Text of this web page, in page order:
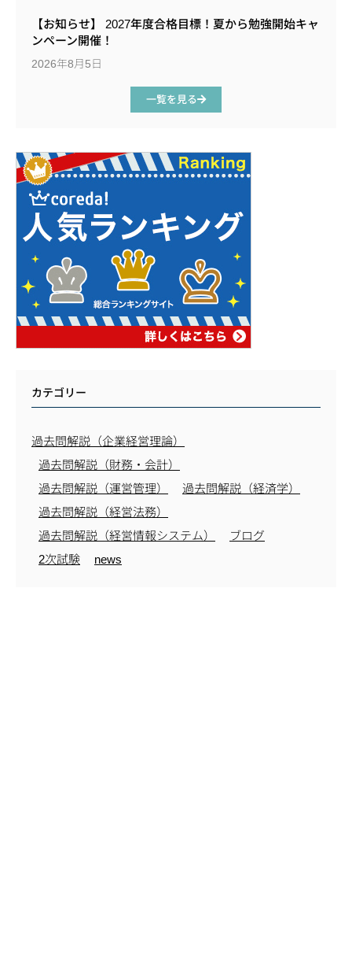
【お知らせ】 2027年度合格目標！夏から勉強開始キャ
ンペーン開催！
2026年8月5日
一覧を見る
カテゴリー
過去問解説（企業経営理論）
過去問解説（財務・会計）
過去問解説（運営管理）
過去問解説（経済学）
過去問解説（経営法務）
過去問解説（経営情報システム）
ブログ
2次試験
news